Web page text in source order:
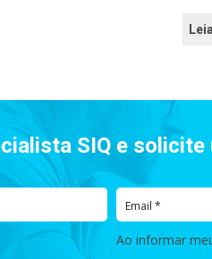
SIQ e
Ao informar